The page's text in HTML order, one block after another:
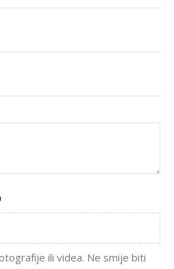
ili videa. Ne smije biti